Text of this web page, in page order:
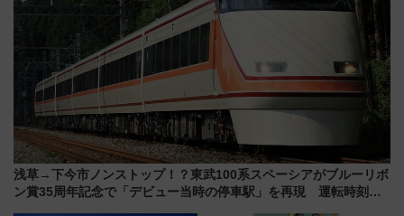
浅草→下今市ノンストップ！？東武100系スペーシアがブルーリボ
ン賞35周年記念で「デビュー当時の停車駅」を再現 運転時刻や